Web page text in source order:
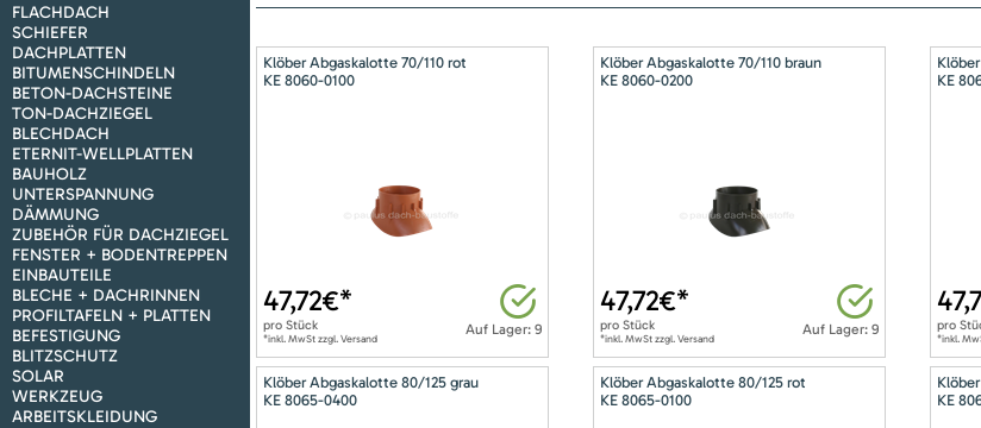
FLACHDACH
SCHIEFER
DACHPLATTEN
BITUMENSCHINDELN
BETON-DACHSTEINE
TON-DACHZIEGEL
BLECHDACH
ETERNIT-WELLPLATTEN
BAUHOLZ
UNTERSPANNUNG
DÄMMUNG
ZUBEHÖR FÜR DACHZIEGEL
FENSTER + BODENTREPPEN
EINBAUTEILE
BLECHE + DACHRINNEN
PROFILTAFELN + PLATTEN
BEFESTIGUNG
BLITZSCHUTZ
SOLAR
WERKZEUG
ARBEITSKLEIDUNG
Klöber Abgaskalotte 70/110 rot
KE 8060-0100
Auf Lager: 9
47,72€*
pro Stück
*inkl. MwSt zzgl. Versand
Klöber Abgaskalotte 70/110 braun
KE 8060-0200
Auf Lager: 9
47,72€*
pro Stück
*inkl. MwSt zzgl. Versand
KE
pro
*inkl.
Klöber Abgaskalotte 80/125 grau
KE 8065-0400
Klöber Abgaskalotte 80/125 rot
KE 8065-0100
KE